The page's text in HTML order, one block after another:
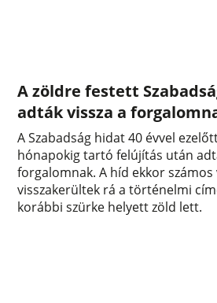
A zöldre festett
adták vissza a
A Szabadság hidat 40 évvel
hónapokig tartó felújítás után
forgalomnak. A híd ekkor
visszakerültek rá a történelmi
korábbi szürke helyett zöld lett.